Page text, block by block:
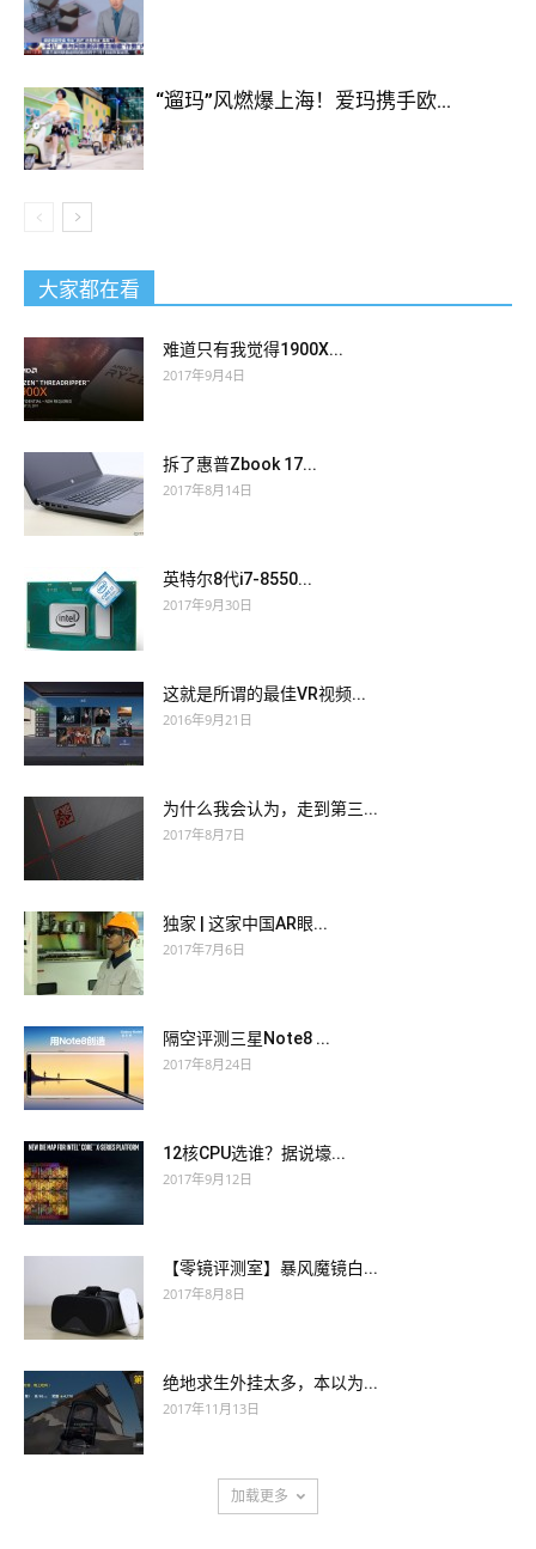
“遛玛”风燃爆上海！爱玛携手欧...
大家都在看
难道只有我觉得1900X...
2017年9月4日
拆了惠普Zbook 17...
2017年8月14日
英特尔8代i7-8550...
2017年9月30日
这就是所谓的最佳VR视频...
2016年9月21日
为什么我会认为，走到第三...
2017年8月7日
独家 | 这家中国AR眼...
2017年7月6日
隔空评测三星Note8 ...
2017年8月24日
12核CPU选谁？据说壕...
2017年9月12日
【零镜评测室】暴风魔镜白...
2017年8月8日
绝地求生外挂太多，本以为...
2017年11月13日
加载更多